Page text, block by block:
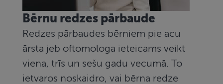
Bērnu redzes pārbaude
Redzes pārbaudes bērniem pie acu
ārsta jeb oftomologa ieteicams veikt
viena, trīs un sešu gadu vecumā. To
ietvaros noskaidro, vai bērna redze